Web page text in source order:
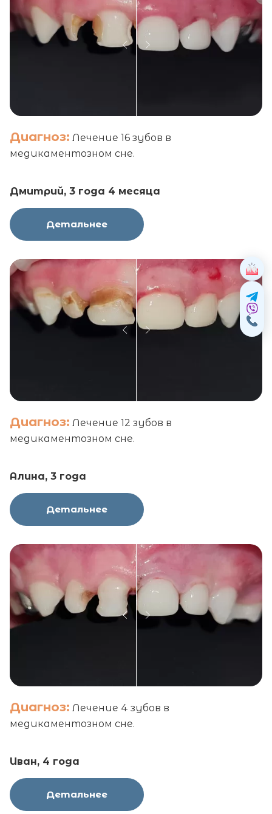
Диагноз: Лечение 16 зубов в
медикаментозном сне.
Дмитрий, 3 года 4 месяца
Детальнее
Диагноз: Лечение 12 зубов в
медикаментозном сне.
Алина, 3 года
Детальнее
Диагноз: Лечение 4 зубов в
медикаментозном сне.
Иван, 4 года
Детальнее